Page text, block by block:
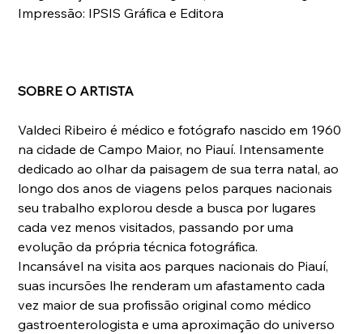
Impressão: IPSIS Gráfica e Editora
SOBRE O ARTISTA
Valdeci Ribeiro é médico e fotógrafo nascido em 1960
na cidade de Campo Maior, no Piauí. Intensamente
dedicado ao olhar da paisagem de sua terra natal, ao
longo dos anos de viagens pelos parques nacionais
seu trabalho explorou desde a busca por lugares
cada vez menos visitados, passando por uma
evolução da própria técnica fotográfica.
Incansável na visita aos parques nacionais do Piauí,
suas incursões lhe renderam um afastamento cada
vez maior de sua profissão original como médico
gastroenterologista e uma aproximação do universo